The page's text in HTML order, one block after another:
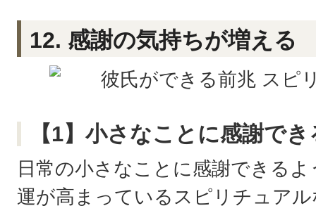
12. 感謝の気持ちが増える
【1】小さなことに感謝でき
日常の小さなことに感謝できる
運が高まっているスピリチュア